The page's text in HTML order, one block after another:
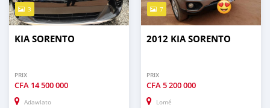
3
KIA SORENTO
PRIX
CFA 14 500 000
Adawlato
7
2012 KIA SORENTO
PRIX
CFA5 200 000
Lomé